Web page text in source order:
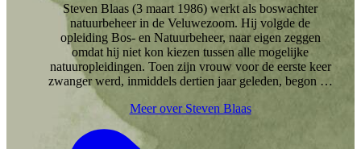
Steven Blaas (3 maart 1986) werkt als boswachter
natuurbeheer in de Veluwezoom. Hij volgde de
opleiding Bos- en Natuurbeheer, naar eigen zeggen
omdat hij niet kon kiezen tussen alle mogelijke
natuuropleidingen. Toen zijn vrouw voor de eerste keer
zwanger werd, inmiddels dertien jaar geleden, begon hij
natuurboeken voor kinderen te verzamelen. Daarin
kwam hij zoveel fouten tegen dat hij zich bij
verschillende uitgevers aanmeldde als corrector voor
natuurboeken. Bij Lemniscaat is hij inmiddels de vaste
Meer over Steven Blaas